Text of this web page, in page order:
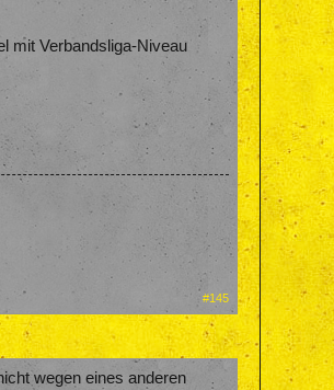
mit Verbandsliga-Niveau
#145
wegen eines anderen